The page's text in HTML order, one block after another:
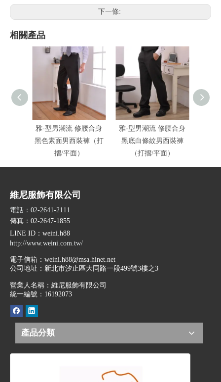
下一條:
相關產品
雅-型男潮流 修腰合身
黑色素面男西裝褲（打
摺/平面）
雅-型男潮流 修腰合身
黑底白條紋男西裝褲
（打摺/平面）
維尼服飾有限公司
電話：02-2641-2111
傳真：02-2647-1855
LINE ID ：weini.h88
http://www.weini.com.tw/
電子信箱： weini.h88@msa.hinet.net
公司地址： 新北市汐止區大同路一段499號3樓之3
營業人名稱：維尼服飾有限公司
統一編號：16192073
產品分類